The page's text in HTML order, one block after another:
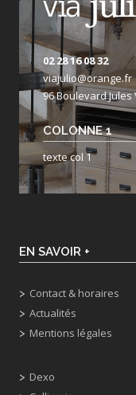
02 28 16 08 32
viajulio@orange.fr
96 Boulevard
COLONNE 1
texte col 1
EN SAVOIR +
Contact & horaires
Actualités
Mentions légales
Dexo